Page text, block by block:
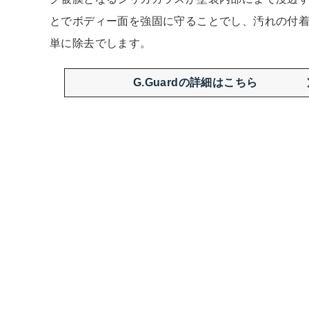
とでボディー面を強固に守ることでし、汚れの付
単に除去でします。
G.Guardの詳細はこちら